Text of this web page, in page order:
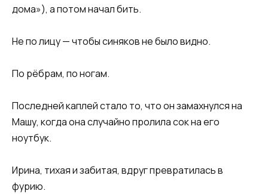
дома»), а потом начал бить.
Не по лицу — чтобы синяков не было видно.
По рёбрам, по ногам.
Последней каплей стало то, что он замахнулся на
Машу, когда она случайно пролила сок на его
ноутбук.
Ирина, тихая и забитая, вдруг превратилась в
фурию.